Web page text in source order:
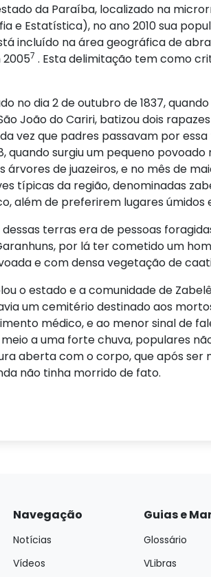
da Paraíba, localizado na
e Estatística), no ano 2010 sua
incluído na área geográfica de
20057 . Esta delimitação tem como
dia 2 de outubro de 1837, quando
João do Cariri, batizou dois
vez que padres passavam por
surgiu um pequeno povoado
de juazeiros, e no mês de
típicas da região, denominadas
além de preferirem lugares
terras era de pessoas foragidas
por lá ter cometido um
e com densa vegetação de
o estado e a comunidade de
um cemitério destinado aos
médico, e ao menor sinal de
a uma forte chuva, populares
aberta com o corpo, que após
não tinha morrido de fato.
Navegação
Notícias
Vídeos
Guias e
Glossário
VLibras